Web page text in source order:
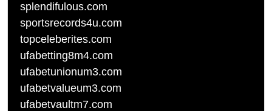
splendifulous.com
sportsrecords4u.com
topceleberites.com
ufabetting8m4.com
ufabetunionum3.com
ufabetvalueum3.com
ufabetvaultm7.com